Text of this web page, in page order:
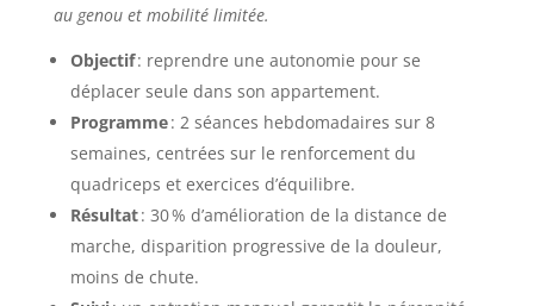
au genou et mobilité limitée.
Objectif: reprendre une autonomie pour se
déplacer seule dans son appartement.
Programme: 2 séances hebdomadaires sur 8
semaines, centrées sur le renforcement du
quadriceps et exercices d’équilibre.
Résultat: 30 % d’amélioration de la distance de
marche, disparition progressive de la douleur,
moins de chute.